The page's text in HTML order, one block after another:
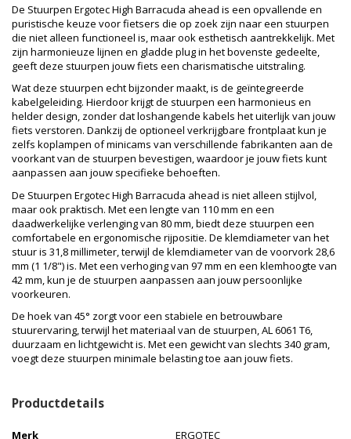
De Stuurpen Ergotec High Barracuda ahead is een opvallende en
puristische keuze voor fietsers die op zoek zijn naar een stuurpen
die niet alleen functioneel is, maar ook esthetisch aantrekkelijk. Met
zijn harmonieuze lijnen en gladde plug in het bovenste gedeelte,
geeft deze stuurpen jouw fiets een charismatische uitstraling.
Wat deze stuurpen echt bijzonder maakt, is de geïntegreerde
kabelgeleiding. Hierdoor krijgt de stuurpen een harmonieus en
helder design, zonder dat loshangende kabels het uiterlijk van jouw
fiets verstoren. Dankzij de optioneel verkrijgbare frontplaat kun je
zelfs koplampen of minicams van verschillende fabrikanten aan de
voorkant van de stuurpen bevestigen, waardoor je jouw fiets kunt
aanpassen aan jouw specifieke behoeften.
De Stuurpen Ergotec High Barracuda ahead is niet alleen stijlvol,
maar ook praktisch. Met een lengte van 110 mm en een
daadwerkelijke verlenging van 80 mm, biedt deze stuurpen een
comfortabele en ergonomische rijpositie. De klemdiameter van het
stuur is 31,8 millimeter, terwijl de klemdiameter van de voorvork 28,6
mm (1 1/8") is. Met een verhoging van 97 mm en een klemhoogte van
42 mm, kun je de stuurpen aanpassen aan jouw persoonlijke
voorkeuren.
De hoek van 45° zorgt voor een stabiele en betrouwbare
stuurervaring, terwijl het materiaal van de stuurpen, AL 6061 T6,
duurzaam en lichtgewicht is. Met een gewicht van slechts 340 gram,
voegt deze stuurpen minimale belasting toe aan jouw fiets.
Productdetails
Merk
ERGOTEC